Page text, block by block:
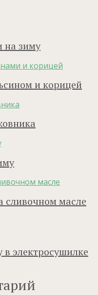
на зиму
и корицей
масле
электросушилке